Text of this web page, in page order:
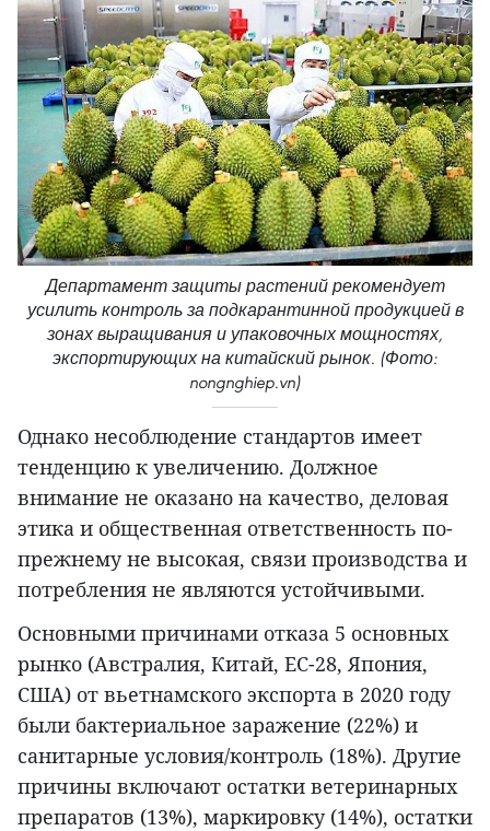
Департамент защиты растений рекомендует
усилить контроль за подкарантинной продукцией в
зонах выращивания и упаковочных мощностях,
экспортирующих на китайский рынок. (Фото:
nongnghiep.vn)
Однако несоблюдение стандартов имеет
тенденцию к увеличению. Должное
внимание не оказано на качество, деловая
этика и общественная ответственность по-
прежнему не высокая, связи производства и
потребления не являются устойчивыми.
Основными причинами отказа 5 основных
рынко (Австралия, Китай, ЕС-28, Япония,
США) от вьетнамского экспорта в 2020 году
были бактериальное заражение (22%) и
санитарные условия/контроль (18%). Другие
причины включают остатки ветеринарных
препаратов (13%), маркировку (14%), остатки